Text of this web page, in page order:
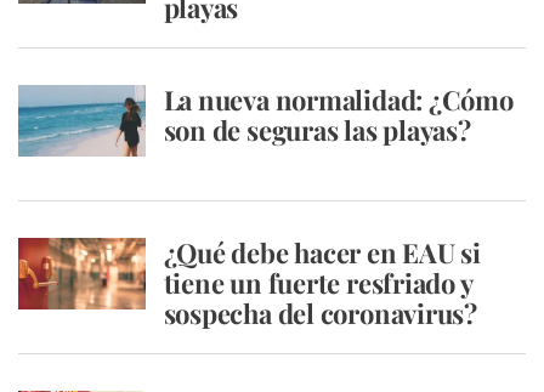
playas
La nueva normalidad: ¿Cómo
son de seguras las playas?
¿Qué debe hacer en EAU si
tiene un fuerte resfriado y
sospecha del coronavirus?